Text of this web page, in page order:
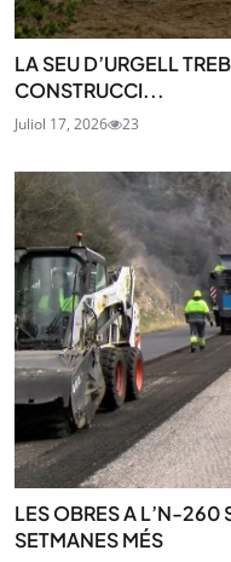
LA SEU D’URGELL
CONSTRUCCI...
Juliol 17, 2026 23
LES OBRES A L’N-260
SETMANES MÉS